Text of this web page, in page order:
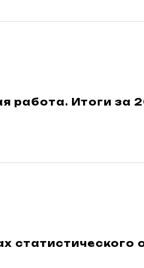
работа. Итоги за
статистического